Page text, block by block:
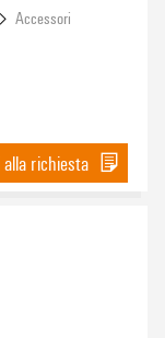
Accessori
richiesta